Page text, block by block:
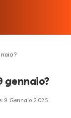
gennaio?
9 Gennaio 2025